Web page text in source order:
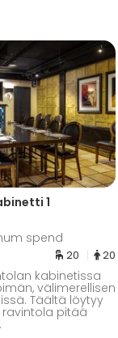
1
spend
20 20
kabinetissa
välimerellisen
Täältä löytyy
ravintola pitää